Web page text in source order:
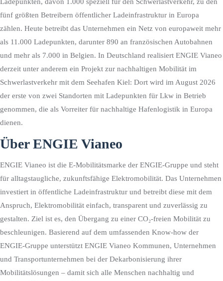
fünf größten Betreibern öffentlicher Ladeinfrastruktur in Europa
zählen. Heute betreibt das Unternehmen ein Netz von europaweit mehr
als 11.000 Ladepunkten, darunter 890 an französischen Autobahnen
und mehr als 7.000 in Belgien. In Deutschland realisiert ENGIE Vianeo
derzeit unter anderem ein Projekt zur nachhaltigen Mobilität im
Schwerlastverkehr mit dem Seehafen Kiel: Dort wird im August 2026
der erste von zwei Standorten mit Ladepunkten für Lkw in Betrieb
genommen, die als Vorreiter für nachhaltige Hafenlogistik in Europa
dienen.
Über ENGIE Vianeo
ENGIE Vianeo ist die E-Mobilitätsmarke der ENGIE-Gruppe und steht
für alltagstaugliche, zukunftsfähige Elektromobilität. Das Unternehmen
investiert in öffentliche Ladeinfrastruktur und betreibt diese mit dem
Anspruch, Elektromobilität einfach, transparent und zuverlässig zu
gestalten. Ziel ist es, den Übergang zu einer CO₂-freien Mobilität zu
beschleunigen. Basierend auf dem umfassenden Know-how der
ENGIE-Gruppe unterstützt ENGIE Vianeo Kommunen, Unternehmen
und Transportunternehmen bei der Dekarbonisierung ihrer
Mobilitätslösungen – damit sich alle Menschen nachhaltig und